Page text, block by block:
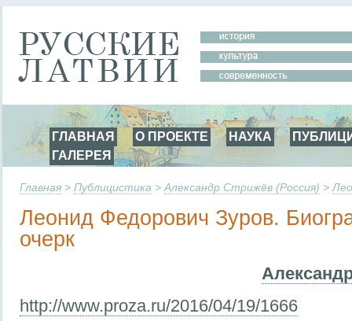
ГЛАВНАЯ О ПРОЕКТЕ НАУКА
ГАЛЕРЕЯ
Главная > Публицистика > Александр Стрижёв (Россия) >
Леонид Федорович Зуров.
очерк
http://www.proza.ru/2016/04/19/1666